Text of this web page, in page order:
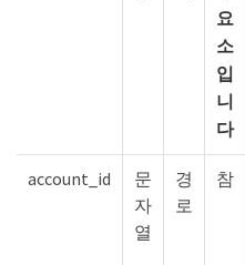
요
소
입
니
다
account_id
문
자
열
경
로
참